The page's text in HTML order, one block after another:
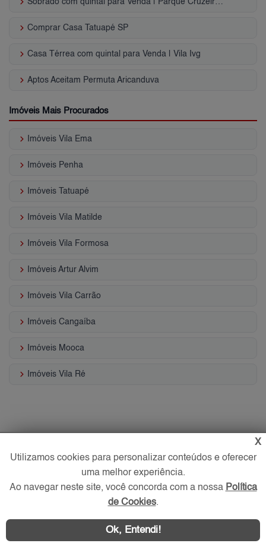
Sobrado com quintal para Venda | Parque Cruzeiro do Sul
keyboard_arrow_right Comprar Casa Tatuapé SP
keyboard_arrow_right Casa Térrea com quintal para Venda | Vila Ivg
keyboard_arrow_right Aptos Aceitam Permuta Aricanduva
Imóveis Mais Procurados
keyboard_arrow_right Imóveis Vila Ema
keyboard_arrow_right Imóveis Penha
keyboard_arrow_right Imóveis Tatuapé
keyboard_arrow_right Imóveis Vila Matilde
keyboard_arrow_right Imóveis Vila Formosa
keyboard_arrow_right Imóveis Artur Alvim
keyboard_arrow_right Imóveis Vila Carrão
keyboard_arrow_right Imóveis Cangaíba
keyboard_arrow_right Imóveis Mooca
keyboard_arrow_right Imóveis Vila Ré
X
Utilizamos cookies para personalizar conteúdos e oferecer
uma melhor experiência.
Ao navegar neste site, você concorda com a nossa Política
de Cookies.
Ok, Entendi!